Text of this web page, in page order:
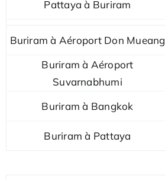
Pattaya à Buriram
Buriram à Aéroport Don Mueang
Buriram à Aéroport
Suvarnabhumi
Buriram à Bangkok
Buriram à Pattaya